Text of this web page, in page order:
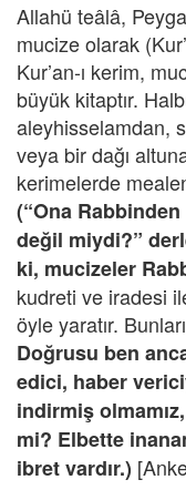
Allahü teâlâ,
mucize olarak
Kur’an-ı kerim,
büyük kitaptır.
aleyhisselamdan,
veya bir dağı
kerimelerde
(“Ona
değil miydi?”
ki, mucizeler
kudreti ve iradesi
öyle yaratır.
Doğrusu ben
edici, haber
indirmiş
mi? Elbette
ibret vardır.)